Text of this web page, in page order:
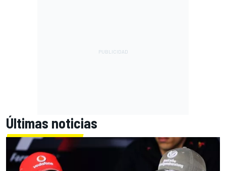
Últimas noticias